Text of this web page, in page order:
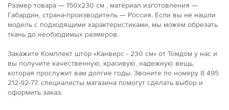
Размер товара — 150x230 см , материал изготовления —
Габардин, страна-производитель — Россия. Если вы не нашли
модель с подходящими характеристиками, мы можем обрезать
ткань до необходимых размеров.
Закажите Комплект штор «Канвирс - 230 см» от Томдом у нас и
вы получите качественную, красивую, надежную вещь,
которая прослужит вам долгие годы. Звоните по номеру 8 495
212-92-77, специалисты магазина помогут сделать выбор и
оформить заказ.